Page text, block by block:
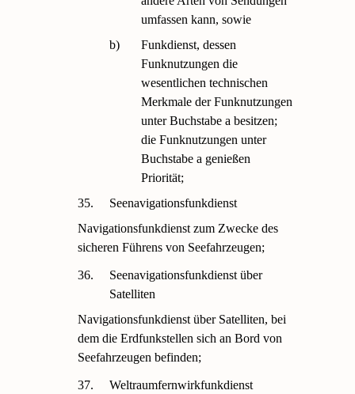
umfassen kann, sowie
b)
Funkdienst, dessen
Funknutzungen die
wesentlichen technischen
Merkmale der Funknutzungen
unter Buchstabe a besitzen;
die Funknutzungen unter
Buchstabe a genießen
Priorität;
35.
Seenavigationsfunkdienst
Navigationsfunkdienst zum Zwecke des
sicheren Führens von Seefahrzeugen;
36.
Seenavigationsfunkdienst über
Satelliten
Navigationsfunkdienst über Satelliten, bei
dem die Erdfunkstellen sich an Bord von
Seefahrzeugen befinden;
37.
Weltraumfernwirkfunkdienst